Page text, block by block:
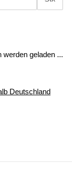
werden geladen ...
Deutschland